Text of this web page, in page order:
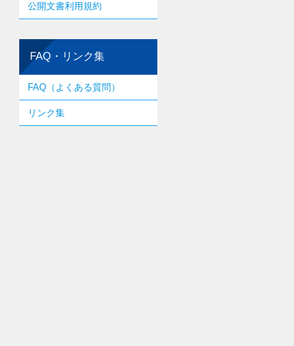
公開文書利用規約
FAQ・リンク集
FAQ（よくある質問）
リンク集